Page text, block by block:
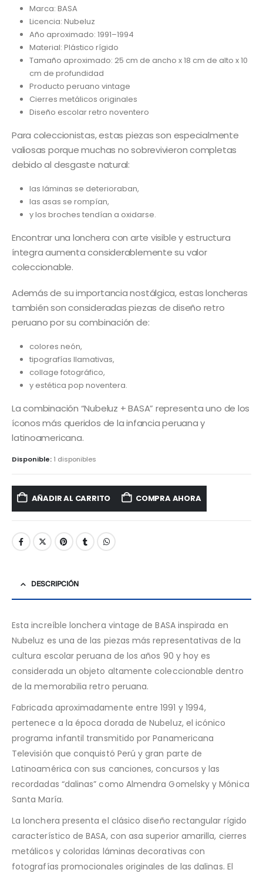
Marca: BASA
Licencia: Nubeluz
Año aproximado: 1991–1994
Material: Plástico rígido
Tamaño aproximado: 25 cm de ancho x 18 cm de alto x 10
cm de profundidad
Producto peruano vintage
Cierres metálicos originales
Diseño escolar retro noventero
Para coleccionistas, estas piezas son especialmente
valiosas porque muchas no sobrevivieron completas
debido al desgaste natural:
las láminas se deterioraban,
las asas se rompían,
y los broches tendían a oxidarse.
Encontrar una lonchera con arte visible y estructura
íntegra aumenta considerablemente su valor
coleccionable.
Además de su importancia nostálgica, estas loncheras
también son consideradas piezas de diseño retro
peruano por su combinación de:
colores neón,
tipografías llamativas,
collage fotográfico,
y estética pop noventera.
La combinación “Nubeluz + BASA” representa uno de los
íconos más queridos de la infancia peruana y
latinoamericana.
Disponible: 1 disponibles
AÑADIR AL CARRITO COMPRA AHORA
DESCRIPCIÓN
Esta increíble lonchera vintage de BASA inspirada en
Nubeluz es una de las piezas más representativas de la
cultura escolar peruana de los años 90 y hoy es
considerada un objeto altamente coleccionable dentro
de la memorabilia retro peruana.
Fabricada aproximadamente entre 1991 y 1994,
pertenece a la época dorada de Nubeluz, el icónico
programa infantil transmitido por Panamericana
Televisión que conquistó Perú y gran parte de
Latinoamérica con sus canciones, concursos y las
recordadas “dalinas” como Almendra Gomelsky y Mónica
Santa María.
La lonchera presenta el clásico diseño rectangular rígido
característico de BASA, con asa superior amarilla, cierres
metálicos y coloridas láminas decorativas con
fotografías promocionales originales de las dalinas. El